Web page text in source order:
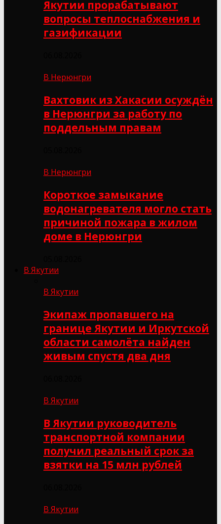
Якутии прорабатывают
вопросы теплоснабжения и
газификации
В Нерюнгри
Вахтовик из Хакасии осуждён
в Нерюнгри за работу по
поддельным правам
В Нерюнгри
Короткое замыкание
водонагревателя могло стать
причиной пожара в жилом
доме в Нерюнгри
В Якутии
В Якутии
Экипаж пропавшего на
границе Якутии и Иркутской
области самолёта найден
живым спустя два дня
В Якутии
В Якутии руководитель
транспортной компании
получил реальный срок за
взятки на 15 млн рублей
В Якутии